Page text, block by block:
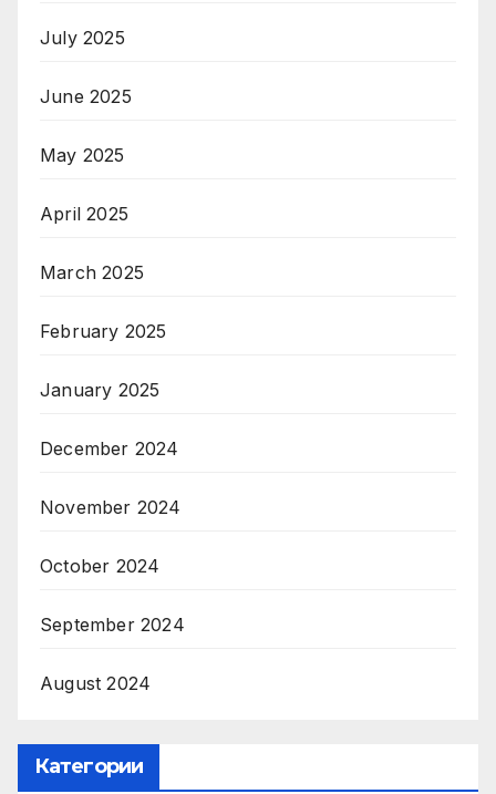
July 2025
June 2025
May 2025
April 2025
March 2025
February 2025
January 2025
December 2024
November 2024
October 2024
September 2024
August 2024
Категории